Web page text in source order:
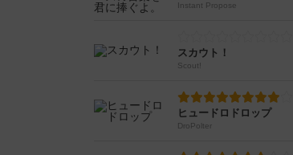
Instant Propose
スカウト！
Scout!
ヒュードロドロップ
DroPolter